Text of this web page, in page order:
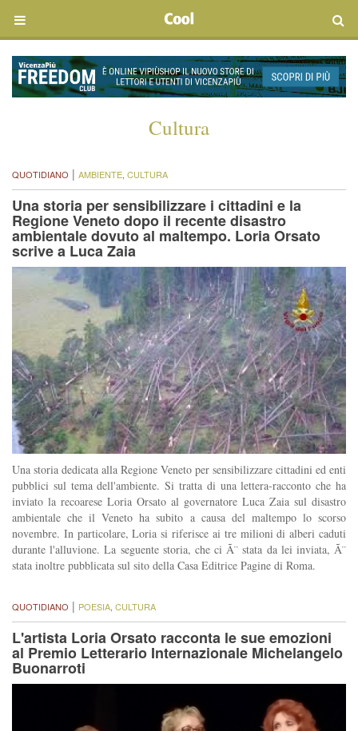
Cultura
QUOTIDIANO | AMBIENTE, CULTURA
Una storia per sensibilizzare i cittadini e la
Regione Veneto dopo il recente disastro
ambientale dovuto al maltempo. Loria Orsato
scrive a Luca Zaia
Una storia dedicata alla Regione Veneto per sensibilizzare cittadini ed enti
pubblici sul tema dell'ambiente. Si tratta di una lettera-racconto che ha
inviato la recoarese Loria Orsato al governatore Luca Zaia sul disastro
ambientale che il Veneto ha subito a causa del maltempo lo scorso
novembre. In particolare, Loria si riferisce ai tre milioni di alberi caduti
durante l'alluvione. La seguente storia, che ci Ã¨ stata da lei inviata, Ã¨
stata inoltre pubblicata sul sito della Casa Editrice Pagine di Roma.
QUOTIDIANO | POESIA, CULTURA
L'artista Loria Orsato racconta le sue emozioni
al Premio Letterario Internazionale Michelangelo
Buonarroti